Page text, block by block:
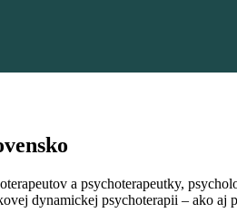
a psychoterapeutky,
dynamickej psychoterapii – ako aj